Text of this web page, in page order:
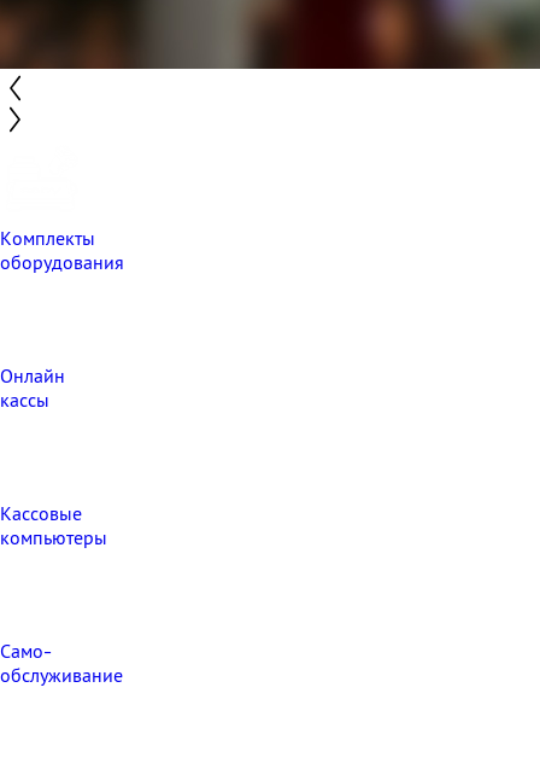
Комплекты
оборудования
Онлайн
кассы
Кассовые
компьютеры
Само-
обслуживание